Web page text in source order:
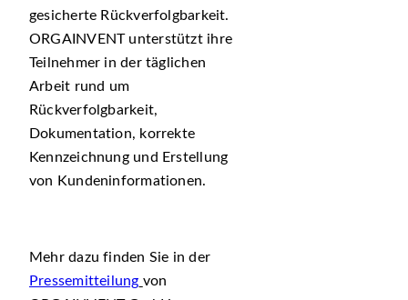
gesicherte Rückverfolgbarkeit.
ORGAINVENT unterstützt ihre
Teilnehmer in der täglichen
Arbeit rund um
Rückverfolgbarkeit,
Dokumentation, korrekte
Kennzeichnung und Erstellung
von Kundeninformationen.
Mehr dazu finden Sie in der
Pressemitteilung von